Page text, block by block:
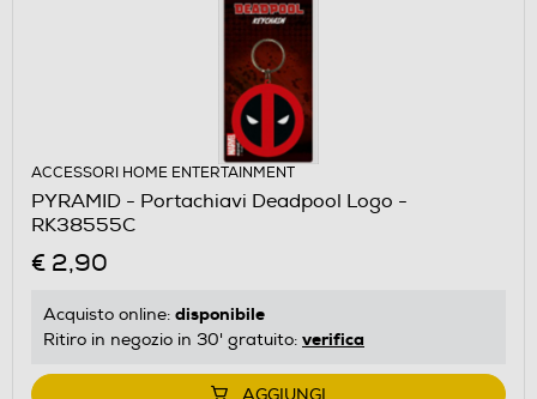
ACCESSORI HOME ENTERTAINMENT
PYRAMID - Portachiavi Deadpool Logo -
RK38555C
€ 2,90
Acquisto online: disponibile
Ritiro in negozio in 30' gratuito: verifica
AGGIUNGI